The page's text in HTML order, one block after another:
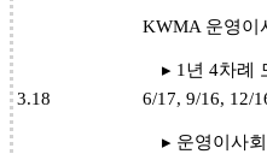
3.18
KWMA 운영이
▸ 1년 4차례
6/17, 9/16, 12/
▸ 운영이사회